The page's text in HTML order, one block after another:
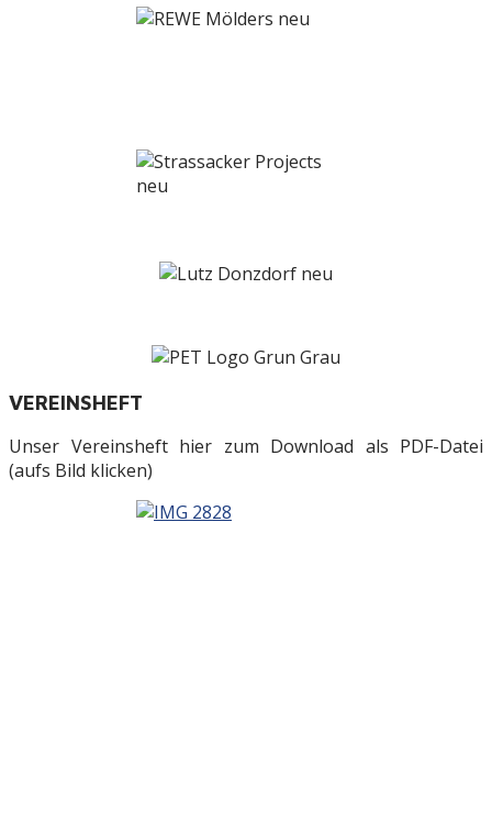
VEREINSHEFT
Unser Vereinsheft hier zum Download als PDF-Datei
(aufs Bild klicken)